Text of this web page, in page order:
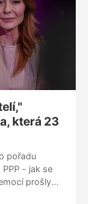
která 23
se
prošly